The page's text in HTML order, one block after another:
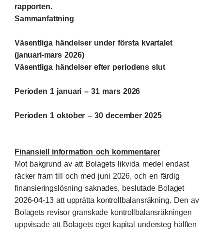
rapporten.
Sammanfattning
Väsentliga händelser under första kvartalet
(januari-mars 2026)
Väsentliga händelser efter periodens slut
Perioden 1 januari – 31 mars 2026
Perioden 1 oktober – 30 december 2025
Finansiell information och kommentarer
Mot bakgrund av att Bolagets likvida medel endast
räcker fram till och med juni 2026, och en färdig
finansieringslösning saknades, beslutade Bolaget
2026-04-13 att upprätta kontrollbalansräkning. Den av
Bolagets revisor granskade kontrollbalansräkningen
uppvisade att Bolagets eget kapital understeg hälften